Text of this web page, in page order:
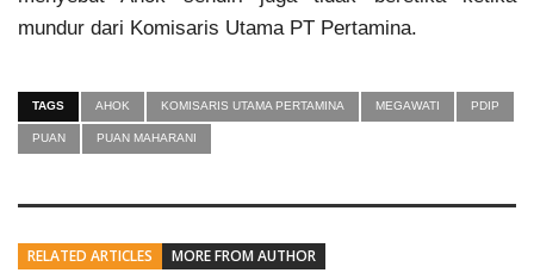
mundur dari Komisaris Utama PT Pertamina.
TAGS AHOK KOMISARIS UTAMA PERTAMINA MEGAWATI PDIP
PUAN PUAN MAHARANI
RELATED ARTICLES MORE FROM AUTHOR